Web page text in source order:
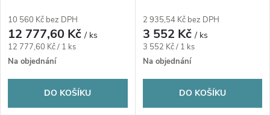
10 560 Kč bez DPH
12 777,60 Kč/ ks
Měrná
cena:
12 777,60 Kč / 1 ks
Na objednání
DO KOŠÍKU
2 935,54 Kč bez DPH
3 552 Kč/ ks
Měrná
cena:
3 552 Kč / 1 ks
Na objednání
DO KOŠÍKU